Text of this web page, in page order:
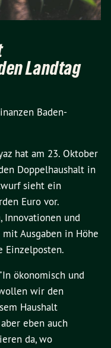
Landtag
Baden-
hat am 23. Oktober
Doppelhaushalt in
sieht ein
Euro vor.
Innovationen und
Ausgaben in Höhe
Einzelposten.
ökonomisch und
wir den
Haushalt
eben auch
da, wo